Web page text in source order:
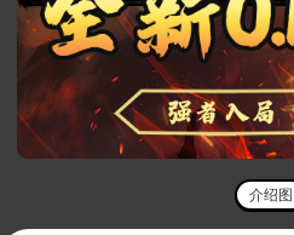
介绍图